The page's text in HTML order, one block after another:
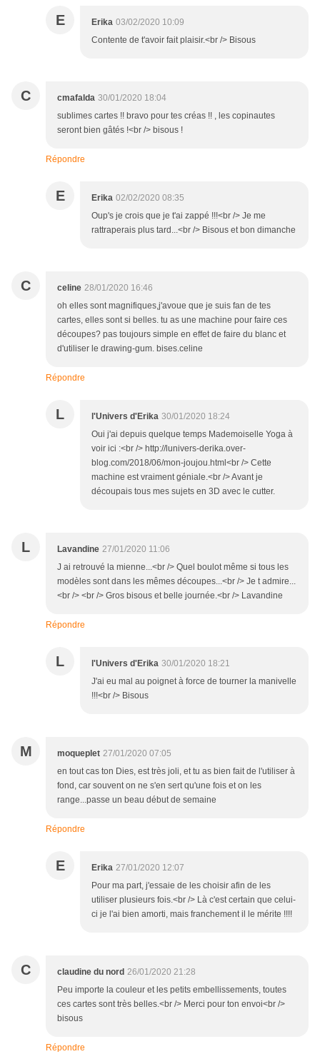
E Erika 03/02/2020 10:09
Contente de t'avoir fait plaisir.<br /> Bisous
C cmafalda 30/01/2020 18:04
sublimes cartes !! bravo pour tes créas !! , les copinautes
seront bien gâtés !<br /> bisous !
Répondre
E Erika 02/02/2020 08:35
Oup's je crois que je t'ai zappé !!!<br /> Je me
rattraperais plus tard...<br /> Bisous et bon dimanche
C celine 28/01/2020 16:46
oh elles sont magnifiques,j'avoue que je suis fan de tes
cartes, elles sont si belles. tu as une machine pour faire ces
découpes? pas toujours simple en effet de faire du blanc et
d'utiliser le drawing-gum. bises.celine
Répondre
L l'Univers d'Erika 30/01/2020 18:24
Oui j'ai depuis quelque temps Mademoiselle Yoga à
voir ici :<br /> http://lunivers-derika.over-
blog.com/2018/06/mon-joujou.html<br /> Cette
machine est vraiment géniale.<br /> Avant je
découpais tous mes sujets en 3D avec le cutter.
L Lavandine 27/01/2020 11:06
J ai retrouvé la mienne...<br /> Quel boulot même si tous les
modèles sont dans les mêmes découpes...<br /> Je t admire...
<br /> <br /> Gros bisous et belle journée.<br /> Lavandine
Répondre
L l'Univers d'Erika 30/01/2020 18:21
J'ai eu mal au poignet à force de tourner la manivelle
!!!<br /> Bisous
M moqueplet 27/01/2020 07:05
en tout cas ton Dies, est très joli, et tu as bien fait de l'utiliser à
fond, car souvent on ne s'en sert qu'une fois et on les
range...passe un beau début de semaine
Répondre
E Erika 27/01/2020 12:07
Pour ma part, j'essaie de les choisir afin de les
utiliser plusieurs fois.<br /> Là c'est certain que celui-
ci je l'ai bien amorti, mais franchement il le mérite !!!!
C claudine du nord 26/01/2020 21:28
Peu importe la couleur et les petits embellissements, toutes
ces cartes sont très belles.<br /> Merci pour ton envoi<br />
bisous
Répondre